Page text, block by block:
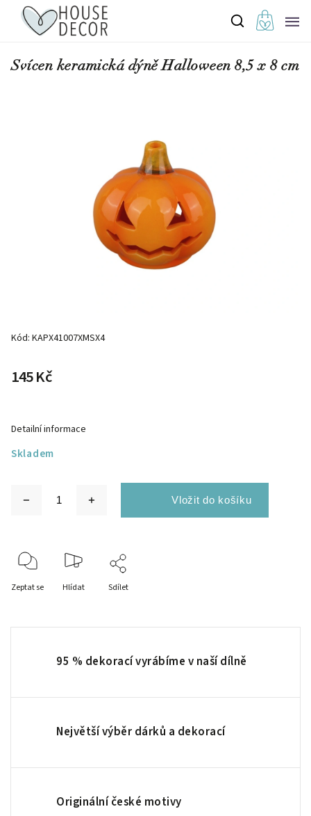
Svícen keramická dýně Halloween 8,5 x 8 cm
Kód: KAPX41007XMSX4
145 Kč
Skladem
Detailní informace
Zeptat se Hlídat Sdílet
95 % dekorací vyrábíme v naší dílně
Největší výběr dárků a dekorací
Originální české motivy